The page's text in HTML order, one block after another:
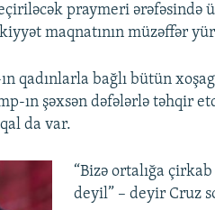
praymeri ərəfəsində
maqnatının müzəffər
qadınlarla bağlı bütün
ın şəxsən dəfələrlə təhqir
da var.
“Bizə ortalığa
deyil” – deyir Cruz